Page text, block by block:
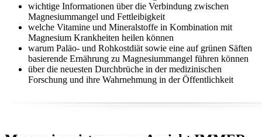
wichtige Informationen über die Verbindung zwischen
Magnesiummangel und Fettleibigkeit
welche Vitamine und Mineralstoffe in Kombination mit
Magnesium Krankheiten heilen können
warum Paläo- und Rohkostdiät sowie eine auf grünen Säften
basierende Ernährung zu Magnesiummangel führen können
über die neuesten Durchbrüche in der medizinischen
Forschung und ihre Wahrnehmung in der Öffentlichkeit